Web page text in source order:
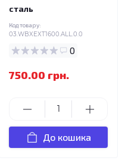
сталь
Код товару:
03.WBXEXT1600.ALL.0.0
0
750.00 грн.
До кошика